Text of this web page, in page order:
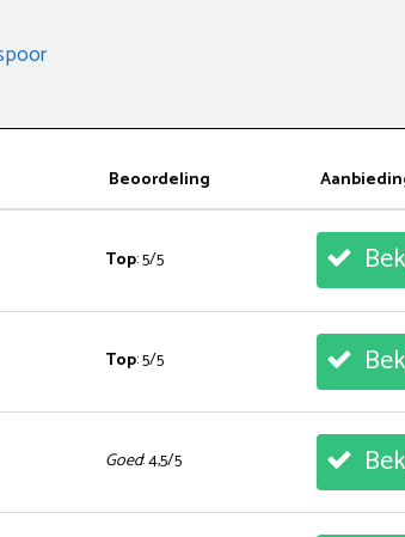
Beoordeling
Top: 5/5
Top: 5/5
Goed: 4,5/5